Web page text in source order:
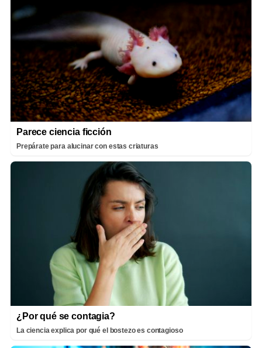
Parece ciencia ficción
Prepárate para alucinar con estas criaturas
¿Por qué se contagia?
La ciencia explica por qué el bostezo es contagioso